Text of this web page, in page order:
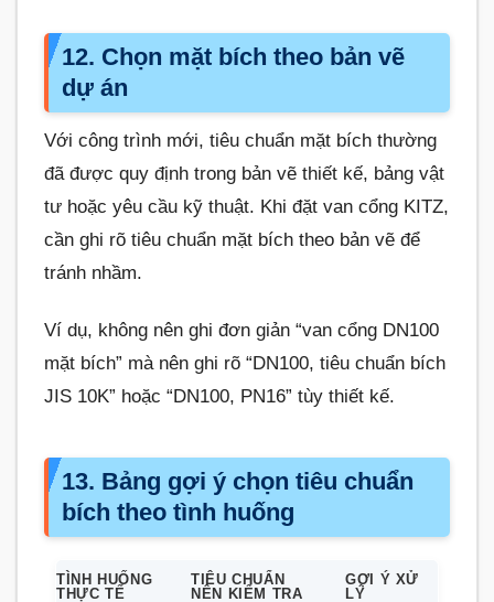
12. Chọn mặt bích theo bản vẽ
dự án
Với công trình mới, tiêu chuẩn mặt bích thường
đã được quy định trong bản vẽ thiết kế, bảng vật
tư hoặc yêu cầu kỹ thuật. Khi đặt van cổng KITZ,
cần ghi rõ tiêu chuẩn mặt bích theo bản vẽ để
tránh nhầm.
Ví dụ, không nên ghi đơn giản “van cổng DN100
mặt bích” mà nên ghi rõ “DN100, tiêu chuẩn bích
JIS 10K” hoặc “DN100, PN16” tùy thiết kế.
13. Bảng gợi ý chọn tiêu chuẩn
bích theo tình huống
TÌNH HUỐNG
THỰC TẾ
TIÊU CHUẨN
NÊN KIỂM TRA
GỢI Ý XỬ
LÝ